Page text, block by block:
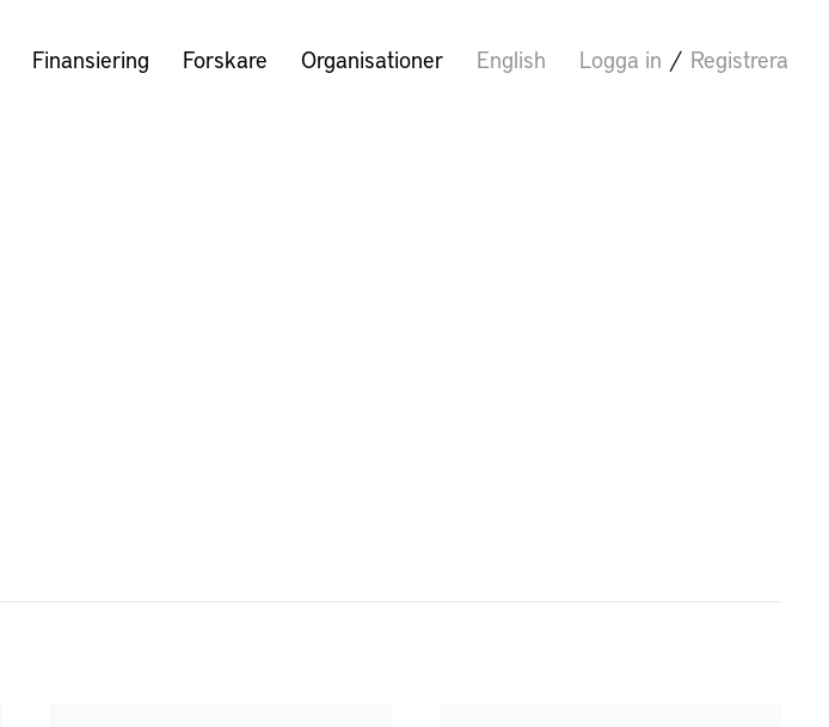
Finansiering Forskare Organisationer English Logga in / Registrera